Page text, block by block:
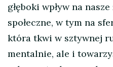
głęboki wpływ na
społeczne, w tym na
która tkwi w sztywnej
mentalnie, ale i